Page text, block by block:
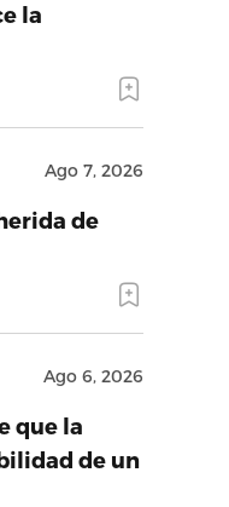
la
Ago 7, 2026
de
Ago 6, 2026
que la
de un